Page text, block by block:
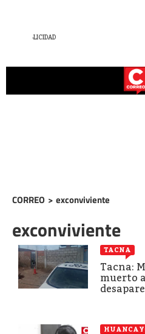
CORREO > exconviviente
exconviviente
TACNA
Tacna:
muerto